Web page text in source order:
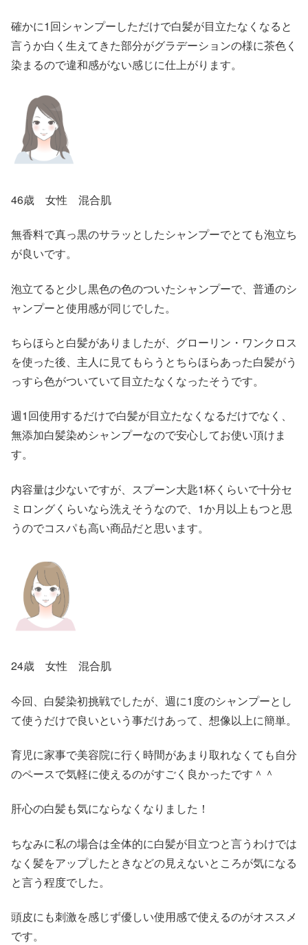
確かに1回シャンプーしただけで白髪が目立たなくなると
言うか白く生えてきた部分がグラデーションの様に茶色く
染まるので違和感がない感じに仕上がります。
46歳 女性 混合肌
無香料で真っ黒のサラッとしたシャンプーでとても泡立ち
が良いです。
泡立てると少し黒色の色のついたシャンプーで、普通のシ
ャンプーと使用感が同じでした。
ちらほらと白髪がありましたが、グローリン・ワンクロス
を使った後、主人に見てもらうとちらほらあった白髪がう
っすら色がついていて目立たなくなったそうです。
週1回使用するだけで白髪が目立たなくなるだけでなく、
無添加白髪染めシャンプーなので安心してお使い頂けま
す。
内容量は少ないですが、スプーン大匙1杯くらいで十分セ
ミロングくらいなら洗えそうなので、1か月以上もつと思
うのでコスパも高い商品だと思います。
24歳 女性 混合肌
今回、白髪染初挑戦でしたが、週に1度のシャンプーとし
て使うだけで良いという事だけあって、想像以上に簡単。
育児に家事で美容院に行く時間があまり取れなくても自分
のペースで気軽に使えるのがすごく良かったです＾＾
肝心の白髪も気にならなくなりました！
ちなみに私の場合は全体的に白髪が目立つと言うわけでは
なく髪をアップしたときなどの見えないところが気になる
と言う程度でした。
頭皮にも刺激を感じず優しい使用感で使えるのがオススメ
です。